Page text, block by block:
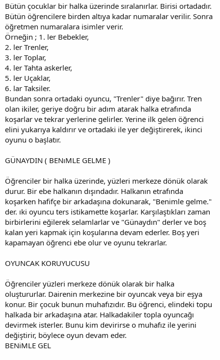
Bütün çocuklar bir halka üzerinde sıralanırlar. Birisi ortadadır.
Bütün öğrencilere birden altıya kadar numaralar verilir. Sonra
öğretmen numaralara isimler verir.
Örneğin ; 1. ler Bebekler,
2. ler Trenler,
3. ler Toplar,
4. ler Tahta askerler,
5. ler Uçaklar,
6. lar Taksiler.
Bundan sonra ortadaki oyuncu, "Trenler" diye bağırır. Tren
olan ikiler, geriye doğru bir adım atarak halka etrafında
koşarlar ve tekrar yerlerine gelirler. Yerine ilk gelen öğrenci
elini yukarıya kaldırır ve ortadaki ile yer değiştirerek, ikinci
oyunu o başlatır.
GÜNAYDIN ( BENıMLE GELME )
Öğrenciler bir halka üzerinde, yüzleri merkeze dönük olarak
durur. Bir ebe halkanın dışındadır. Halkanın etrafında
koşarken hafifçe bir arkadaşına dokunarak, "Benimle gelme."
der. ıki oyuncu ters istikamette koşarlar. Karşılaştıkları zaman
birbirlerini eğilerek selamlarlar ve "Günaydın" derler ve boş
kalan yeri kapmak için koşularına devam ederler. Boş yeri
kapamayan öğrenci ebe olur ve oyunu tekrarlar.
OYUNCAK KORUYUCUSU
Öğrenciler yüzleri merkeze dönük olarak bir halka
oluştururlar. Dairenin merkezine bir oyuncak veya bir eşya
konur. Bir çocuk bunun muhafızıdır. Bu öğrenci, elindeki topu
halkada bir arkadaşına atar. Halkadakiler topla oyuncağı
devirmek isterler. Bunu kim devirirse o muhafız ile yerini
değiştirir, böylece oyun devam eder.
BENiMLE GEL